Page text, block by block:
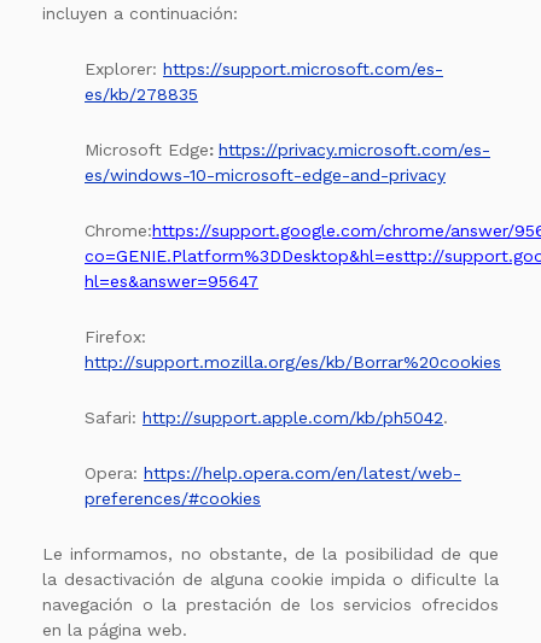
incluyen a continuación:
Explorer: https://support.microsoft.com/es-
es/kb/278835
Microsoft Edge: https://privacy.microsoft.com/es-
es/windows-10-microsoft-edge-and-privacy
Chrome:https://support.google.com/chrome/answer/
co=GENIE.Platform%3DDesktop&hl=esttp://
hl=es&answer=95647
Firefox:
http://support.mozilla.org/es/kb/Borrar%20cookies
Safari: http://support.apple.com/kb/ph5042.
Opera: https://help.opera.com/en/latest/web-
preferences/#cookies
Le informamos, no obstante, de la posibilidad de que
la desactivación de alguna cookie impida o dificulte la
navegación o la prestación de los servicios ofrecidos
en la página web.